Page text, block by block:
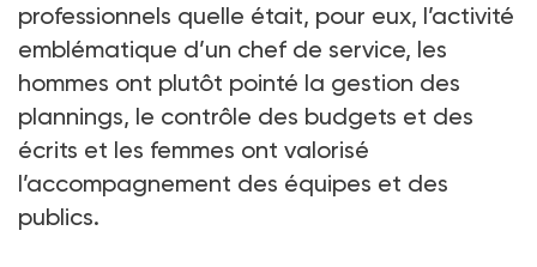
professionnels quelle était, pour eux, l’activité
emblématique d’un chef de service, les
hommes ont plutôt pointé la gestion des
plannings, le contrôle des budgets et des
écrits et les femmes ont valorisé
l’accompagnement des équipes et des
publics.